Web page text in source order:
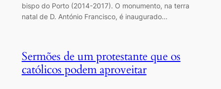
bispo do Porto (2014-2017). O monumento, na terra
natal de D. António Francisco, é inaugurado…
Sermões de um protestante que os
católicos podem aproveitar